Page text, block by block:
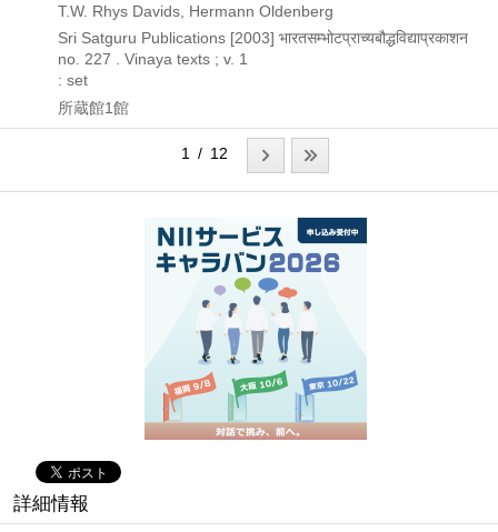
T.W. Rhys Davids, Hermann Oldenberg
Sri Satguru Publications [2003] भारतसम्भोटप्राच्यबौद्धविद्याप्रकाशन
no. 227 . Vinaya texts ; v. 1
: set
所蔵館1館
1 / 12
詳細情報